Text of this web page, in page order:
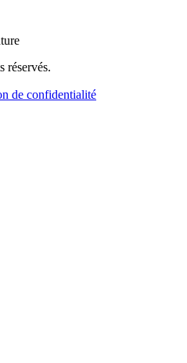
réservés.
de confidentialité